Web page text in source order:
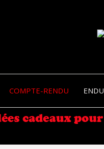
COMPTE-RENDU